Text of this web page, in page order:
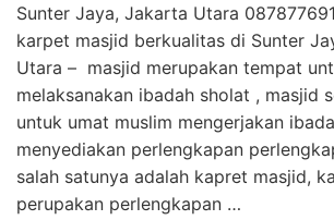
Sunter Jaya, Jakarta Utara
karpet masjid berkualitas di Sunter
Utara – masjid merupakan tempat
melaksanakan ibadah sholat , masjid
untuk umat muslim mengerjakan
menyediakan perlengkapan
salah satunya adalah kapret masjid,
perupakan perlengkapan …